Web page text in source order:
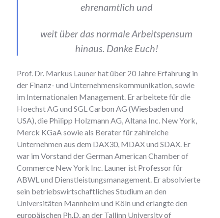
ehrenamtlich und
weit über das normale Arbeitspensum
hinaus. Danke Euch!
Prof. Dr. Markus Launer hat über 20 Jahre Erfahrung in
der Finanz- und Unternehmenskommunikation, sowie
im Internationalen Management. Er arbeitete für die
Hoechst AG und SGL Carbon AG (Wiesbaden und
USA), die Philipp Holzmann AG, Altana Inc. New York,
Merck KGaA sowie als Berater für zahlreiche
Unternehmen aus dem DAX30, MDAX und SDAX. Er
war im Vorstand der German American Chamber of
Commerce New York Inc. Launer ist Professor für
ABWL und Dienstleistungsmanagement. Er absolvierte
sein betriebswirtschaftliches Studium an den
Universitäten Mannheim und Köln und erlangte den
europäischen Ph.D. an der Tallinn University of